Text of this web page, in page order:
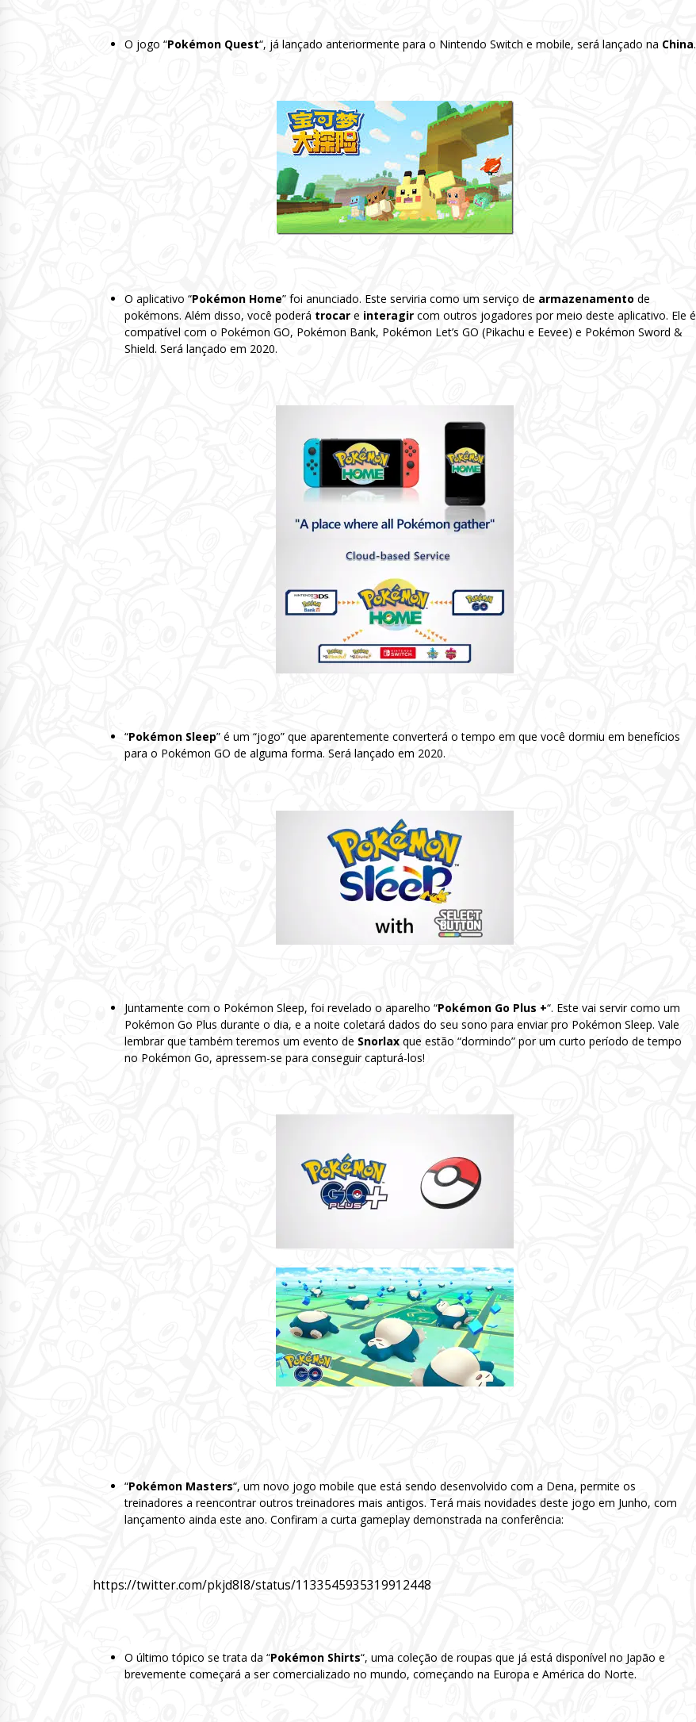
O jogo “Pokémon Quest“, já lançado anteriormente para o Nintendo Switch e mobile, será lançado na China.
O aplicativo “Pokémon Home” foi anunciado. Este serviria como um serviço de armazenamento de
pokémons. Além disso, você poderá trocar e interagir com outros jogadores por meio deste aplicativo. Ele é
compatível com o Pokémon GO, Pokémon Bank, Pokémon Let’s GO (Pikachu e Eevee) e Pokémon Sword &
Shield. Será lançado em 2020.
“Pokémon Sleep” é um “jogo” que aparentemente converterá o tempo em que você dormiu em benefícios
para o Pokémon GO de alguma forma. Será lançado em 2020.
Juntamente com o Pokémon Sleep, foi revelado o aparelho “Pokémon Go Plus +“. Este vai servir como um
Pokémon Go Plus durante o dia, e a noite coletará dados do seu sono para enviar pro Pokémon Sleep. Vale
lembrar que também teremos um evento de Snorlax que estão “dormindo” por um curto período de tempo
no Pokémon Go, apressem-se para conseguir capturá-los!
“Pokémon Masters“, um novo jogo mobile que está sendo desenvolvido com a Dena, permite os
treinadores a reencontrar outros treinadores mais antigos. Terá mais novidades deste jogo em Junho, com
lançamento ainda este ano. Confiram a curta gameplay demonstrada na conferência:
https://twitter.com/pkjd8I8/status/1133545935319912448
O último tópico se trata da “Pokémon Shirts“, uma coleção de roupas que já está disponível no Japão e
brevemente começará a ser comercializado no mundo, começando na Europa e América do Norte.